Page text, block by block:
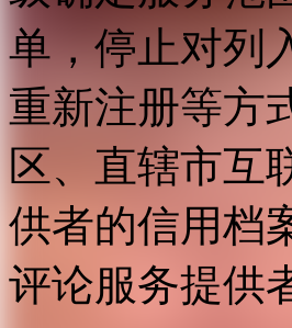
单，停止对列
重新注册等方
区、直辖市互
供者的信用档
评论服务提供